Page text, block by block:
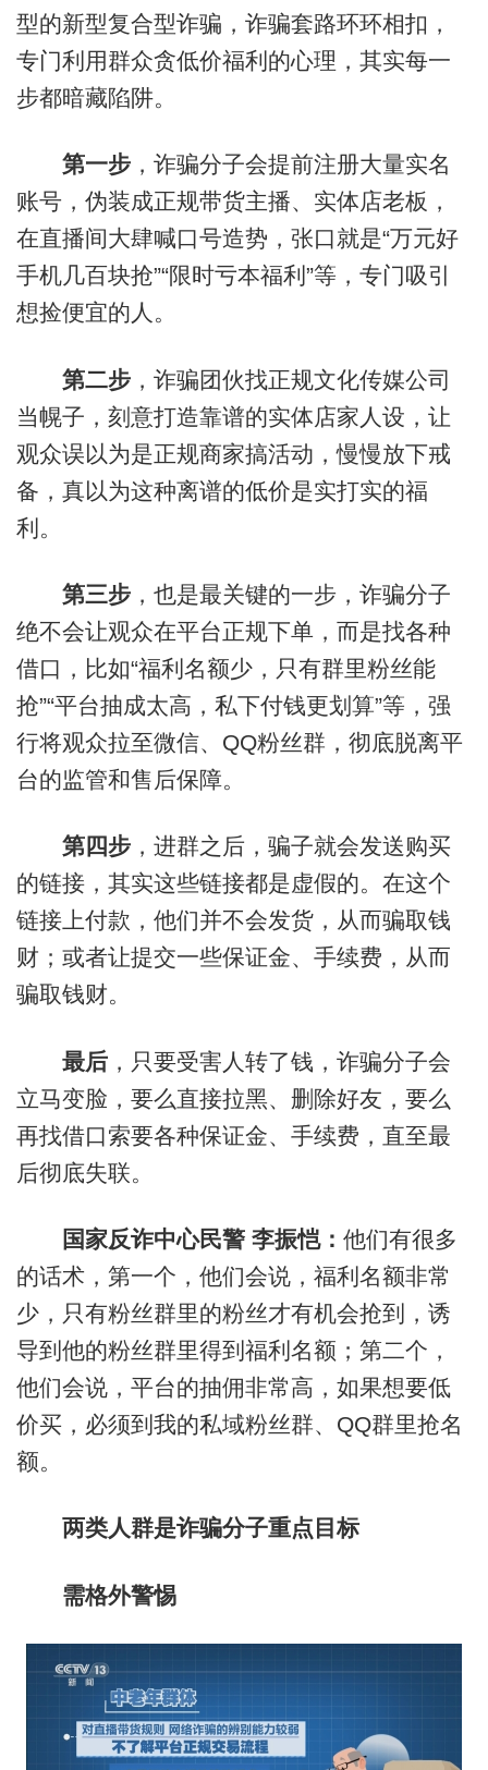
型的新型复合型诈骗，诈骗套路环环相扣，
专门利用群众贪低价福利的心理，其实每一
步都暗藏陷阱。
第一步，诈骗分子会提前注册大量实名
账号，伪装成正规带货主播、实体店老板，
在直播间大肆喊口号造势，张口就是“万元好
手机几百块抢”“限时亏本福利”等，专门吸引
想捡便宜的人。
第二步，诈骗团伙找正规文化传媒公司
当幌子，刻意打造靠谱的实体店家人设，让
观众误以为是正规商家搞活动，慢慢放下戒
备，真以为这种离谱的低价是实打实的福
利。
第三步，也是最关键的一步，诈骗分子
绝不会让观众在平台正规下单，而是找各种
借口，比如“福利名额少，只有群里粉丝能
抢”“平台抽成太高，私下付钱更划算”等，强
行将观众拉至微信、QQ粉丝群，彻底脱离平
台的监管和售后保障。
第四步，进群之后，骗子就会发送购买
的链接，其实这些链接都是虚假的。在这个
链接上付款，他们并不会发货，从而骗取钱
财；或者让提交一些保证金、手续费，从而
骗取钱财。
最后，只要受害人转了钱，诈骗分子会
立马变脸，要么直接拉黑、删除好友，要么
再找借口索要各种保证金、手续费，直至最
后彻底失联。
国家反诈中心民警 李振恺： 他们有很多
的话术，第一个，他们会说，福利名额非常
少，只有粉丝群里的粉丝才有机会抢到，诱
导到他的粉丝群里得到福利名额；第二个，
他们会说，平台的抽佣非常高，如果想要低
价买，必须到我的私域粉丝群、QQ群里抢名
额。
两类人群是诈骗分子重点目标
需格外警惕